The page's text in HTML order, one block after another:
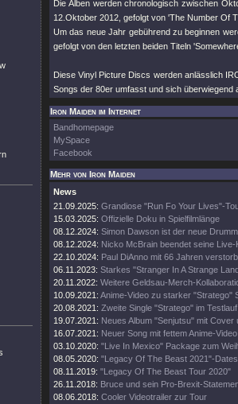
Die Alben werden chronologisch zwischen
12.Oktober 2012, gefolgt von 'The Number Of
Um das neue Jahr gebührend zu beginnen
gefolgt von den letzten beiden Titeln
Diese Vinyl Picture Discs werden anlässlich
Songs der 80er umfasst und sich überwiegend
Iron Maiden im Internet
Bandhomepage
MySpace
Facebook
Mehr von Iron Maiden
News
21.09.2025: Grandiose "Run Fo Your Lives"-
15.03.2025: Offizielle Doku in Spielfilmlänge
08.12.2024: Simon Dawson ist der neue
08.12.2024: Nicko McBrain beendet seine Live-
22.10.2024: Paul DiAnno mit 66 Jahren
06.11.2023: Starkes "Stranger In A Strange
20.11.2022: Weitere Geldsau-Merch-
10.09.2021: Anime-Video zu starker "Stratego"
20.08.2021: Zweite Single "Stratego" im Testlauf
19.07.2021: Neues Album "Senjutsu" mit Cover
16.07.2021: Neuer Song mit fettem Anime-Video
03.10.2020: "Live In Mexico" Package zum
08.05.2020: "Legacy Of The Beast 2021"-Dates
08.11.2019: "Legacy Of The Beast Tour 2020"
26.11.2018: Bruce und sein Pro-Brexit-
08.06.2018: Cooler Videotrailer zur Tour